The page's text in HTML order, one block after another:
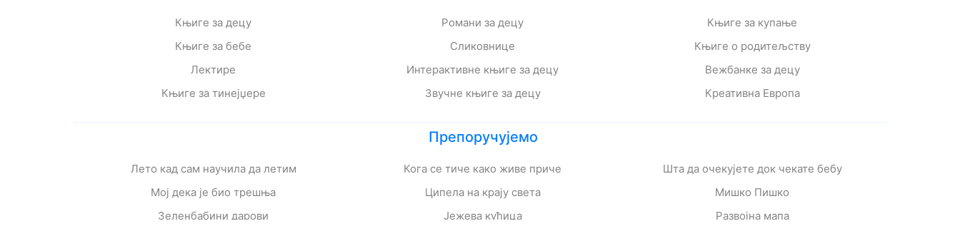
Књиге за децу
Књиге за бебе
Лектире
Књиге за тинејџере
Романи за децу
Сликовнице
Интерактивне књиге за децу
Звучне књиге за децу
Књиге за купање
Књиге о родитељству
Вежбанке за децу
Креативна Европа
Препоручујемо
Лето кад сам научила да летим
Мој дека је био трешња
Зеленбабини дарови
Кога се тиче како живе приче
Ципела на крају света
Јежева кућица
Шта да очекујете док чекате бебу
Мишко Пишко
Развојна мапа